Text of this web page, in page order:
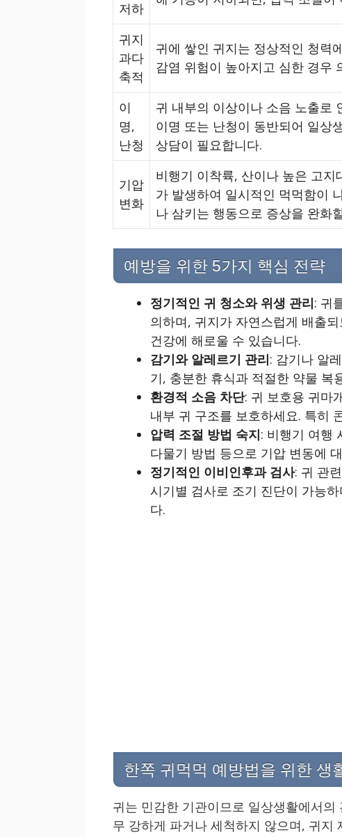
저하
귀지
과다
축적
귀에 쌓인 귀지는 정상적인 청력
감염 위험이 높아지고 심한 경우
이
명,
난청
귀 내부의 이상이나 소음 노출로
이명 또는 난청이 동반되어 일상
상담이 필요합니다.
기압
변화
비행기 이착륙, 산이나 높은 고
가 발생하여 일시적인 먹먹함이
나 삼키는 행동으로 증상을 완화
예방을 위한 5가지 핵심 전략
정기적인 귀 청소와 위생 관리: 귀
의하며, 귀지가 자연스럽게 배출
건강에 해로울 수 있습니다.
감기와 알레르기 관리: 감기나 알
기, 충분한 휴식과 적절한 약물 복
환경적 소음 차단: 귀 보호용 귀마
내부 귀 구조를 보호하세요. 특히
압력 조절 방법 숙지: 비행기 여행
다물기 방법 등으로 기압 변동에
정기적인 이비인후과 검사: 귀 관
시기별 검사로 조기 진단이 가능
다.
한쪽 귀먹먹 예방법을 위한 생
귀는 민감한 기관이므로 일상생활에서
무 강하게 파거나 세척하지 않으며, 귀지